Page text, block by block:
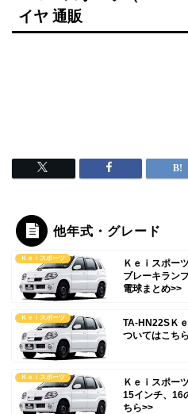
イヤ 通販
他年式・グレード
Ｋｅｉスポーツ
Ｋｅｉスポー
ブレーキラン
電球まとめ>>
Ｋｅｉスポーツ
TA-HN22SＫ
ついてはこちら
Ｋｅｉスポーツ
Ｋｅｉスポー
15インチ、16
ちら>>